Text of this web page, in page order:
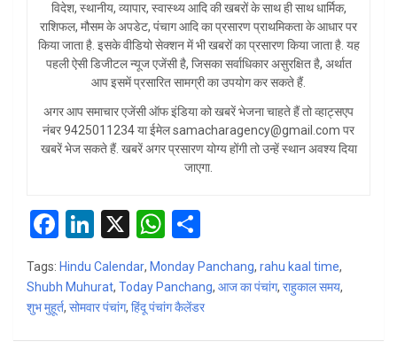
विदेश, स्थानीय, व्यापार, स्वास्थ्य आदि की खबरों के साथ ही साथ धार्मिक,
राशिफल, मौसम के अपडेट, पंचाग आदि का प्रसारण प्राथमिकता के आधार पर
किया जाता है. इसके वीडियो सेक्शन में भी खबरों का प्रसारण किया जाता है. यह
पहली ऐसी डिजीटल न्यूज एजेंसी है, जिसका सर्वाधिकार असुरक्षित है, अर्थात
आप इसमें प्रसारित सामग्री का उपयोग कर सकते हैं.
अगर आप समाचार एजेंसी ऑफ इंडिया को खबरें भेजना चाहते हैं तो व्हाट्सएप
नंबर 9425011234 या ईमेल samacharagency@gmail.com पर
खबरें भेज सकते हैं. खबरें अगर प्रसारण योग्य होंगी तो उन्हें स्थान अवश्य दिया
जाएगा.
F
a
ce
b
o
Li
n
ke
dI
n
X
W
h
at
s
A
h
ar
e
Tags: Hindu Calendar, Monday Panchang, rahu kaal time,
Shubh Muhurat, Today Panchang, आज का पंचांग, राहुकाल समय,
शुभ मुहूर्त, सोमवार पंचांग, हिंदू पंचांग कैलेंडर